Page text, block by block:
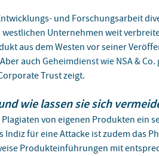
und Forschungsarbeit
Unternehmen weit
aus dem Westen vor seiner
auch Geheimdienst wie NSA & Co.
Trust zeigt.
wie lassen sie sich
von eigenen Produkten ein
für eine Attacke ist zudem das
Produkteinführungen mit